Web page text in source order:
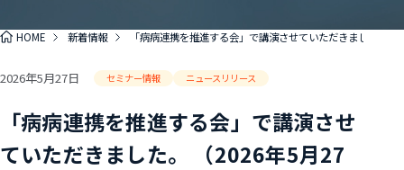
HOME 新着情報 「病病連携を推進する会」で講演させていただきました。
2026年5月27日 セミナー情報 ニュースリリース
「病病連携を推進する会」で講演させ
ていただきました。 （2026年5月27